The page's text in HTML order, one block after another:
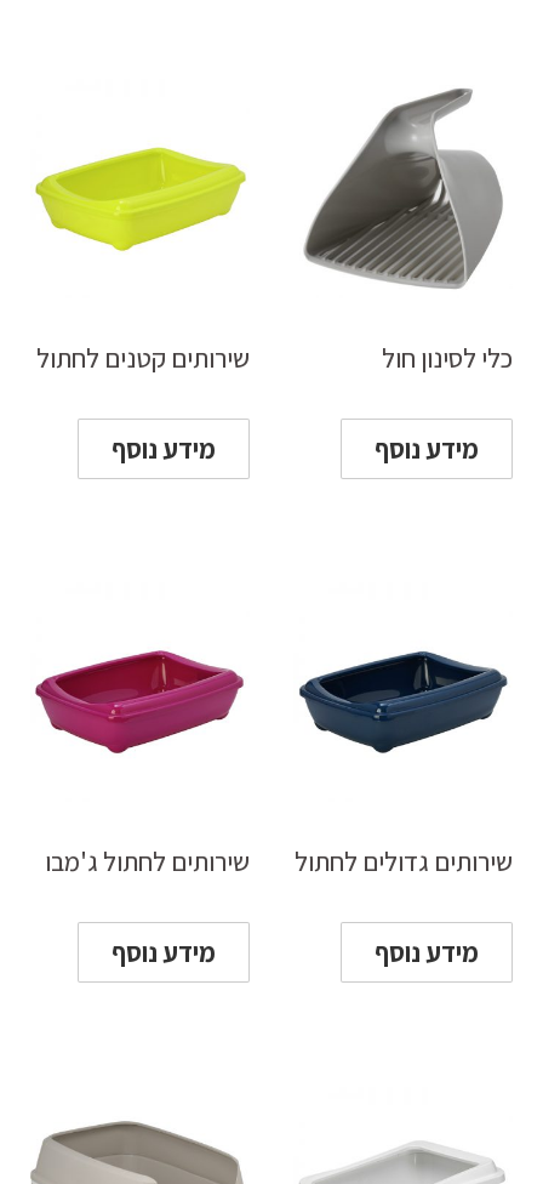
כלי לסינון חול
מידע נוסף
שירותים קטנים לחתול
מידע נוסף
שירותים גדולים לחתול
מידע נוסף
שירותים לחתול ג'מבו
מידע נוסף